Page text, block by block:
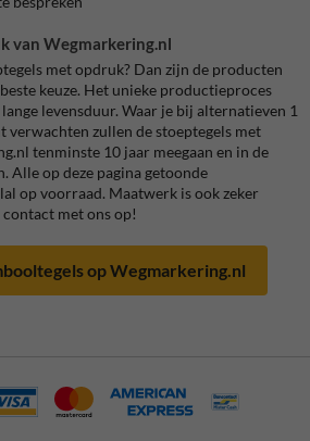
van Wegmarkering.nl
met opdruk? Dan zijn de producten
keuze. Het unieke productieproces
levensduur. Waar je bij alternatieven 1
verwachten zullen de stoeptegels met
tenminste 10 jaar meegaan en in de
Alle op deze pagina getoonde
op voorraad. Maatwerk is ook zeker
met ons op!
op Wegmarkering.nl